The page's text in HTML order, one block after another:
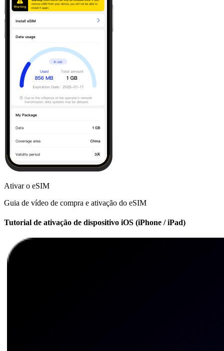
Ativar o eSIM
Guia de vídeo de compra e ativação do eSIM
Tutorial de ativação de dispositivo iOS (iPhone / iPad)